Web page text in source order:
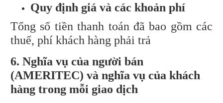
Quy định giá và các khoản phí
Tổng số tiền thanh toán đã bao gồm các
thuế, phí khách hàng phải trả
6. Nghĩa vụ của người bán
(AMERITEC) và nghĩa vụ của khách
hàng trong mỗi giao dịch